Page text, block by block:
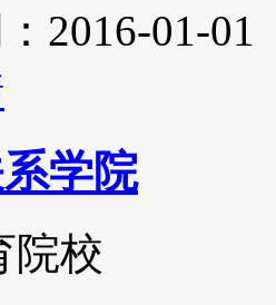
2016-01-01
学院
院校